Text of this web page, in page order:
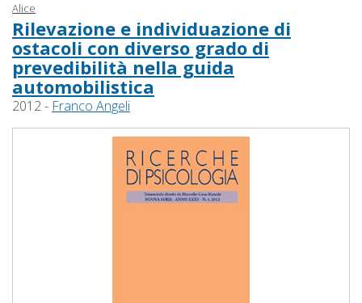
Alice
Rilevazione e individuazione di
ostacoli con diverso grado di
prevedibilità nella guida
automobilistica
2012 - Franco Angeli